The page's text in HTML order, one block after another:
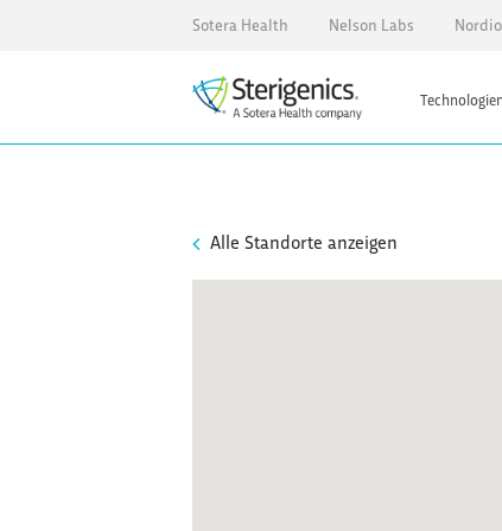
Sotera Health Nelson Labs
Technologien
Alle Standorte anzeigen